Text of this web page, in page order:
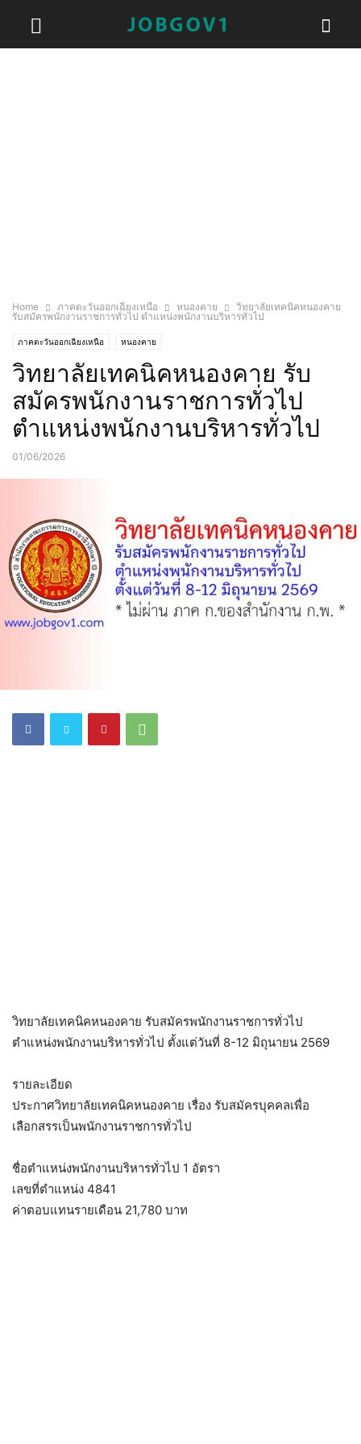
Home ภาคตะวันออกเฉียงเหนือ หนองคาย
วิทยาลัยเทคนิคหนองคาย
รับสมัครพนักงานราชการทั่วไป ตำแหน่งพนักงานบริหารทั่วไป
ภาคตะวันออกเฉียงเหนือ หนองคาย
วิทยาลัยเทคนิคหนองคาย รับ
สมัครพนักงานราชการทั่วไป
ตำแหน่งพนักงานบริหารทั่วไป
01/06/2026
วิทยาลัยเทคนิคหนองคาย รับสมัครพนักงานราชการทั่วไป
ตำแหน่งพนักงานบริหารทั่วไป ตั้งแต่วันที่ 8-12 มิถุนายน 2569
รายละเอียด
ประกาศวิทยาลัยเทคนิคหนองคาย เรื่อง รับสมัครบุคคลเพื่อ
เลือกสรรเป็นพนักงานราชการทั่วไป
ชื่อตำแหน่งพนักงานบริหารทั่วไป 1 อัตรา
เลขที่ตำแหน่ง 4841
ค่าตอบแทนรายเดือน 21,780 บาท